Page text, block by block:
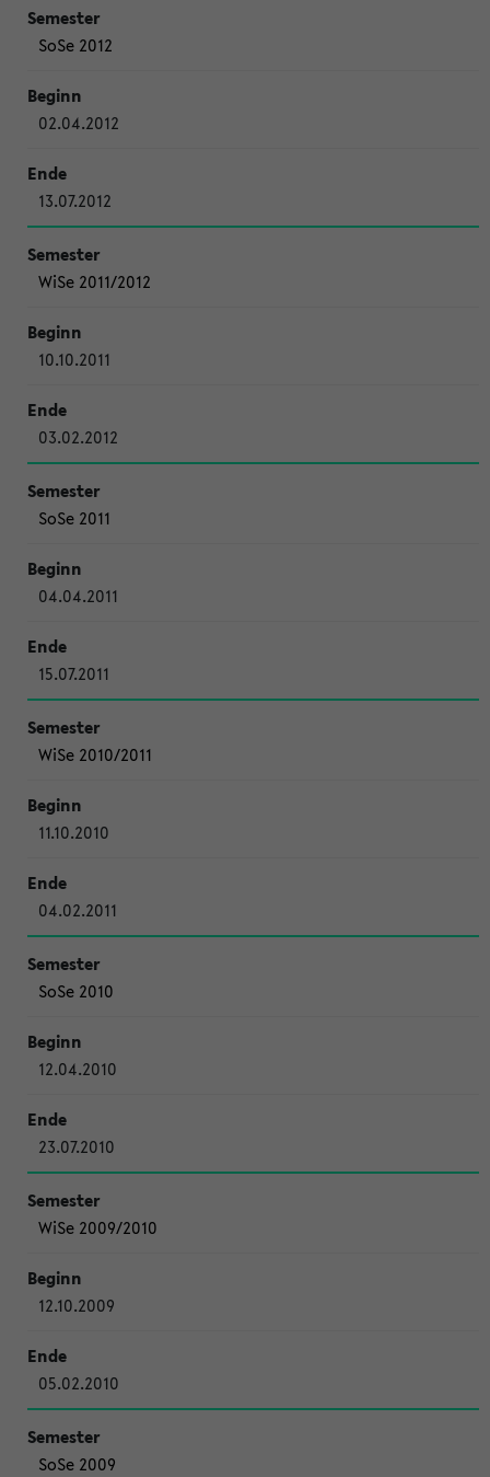
SoSe 2012
02.04.2012
13.07.2012
WiSe 2011/2012
10.10.2011
03.02.2012
SoSe 2011
04.04.2011
15.07.2011
WiSe 2010/2011
11.10.2010
04.02.2011
SoSe 2010
12.04.2010
23.07.2010
WiSe 2009/2010
12.10.2009
05.02.2010
SoSe 2009